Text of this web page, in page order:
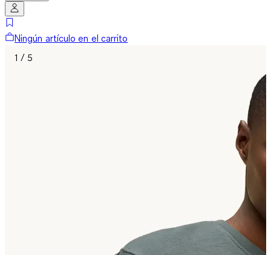
Ningún artículo en el carrito
1 / 5